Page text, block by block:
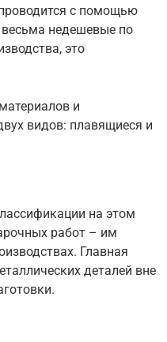
с помощью
недешевые по
это
и
видов: плавящиеся и
на этом
работ – им
Главная
деталей вне